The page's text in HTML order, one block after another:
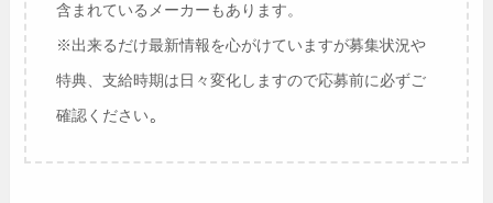
含まれているメーカーもあります。
※出来るだけ最新情報を心がけていますが募集状況や
特典、支給時期は日々変化しますので応募前に必ずご
確認ください。